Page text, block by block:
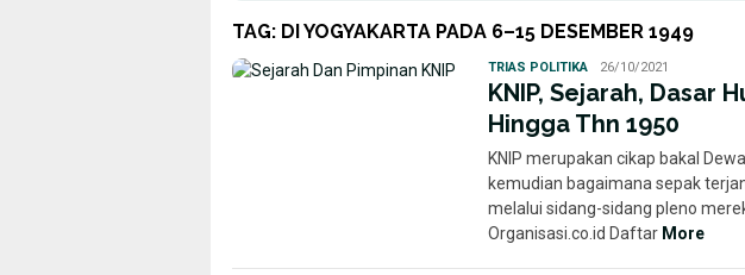
TAG: DI YOGYAKARTA PADA 6–15 DESEMBER 1949
TRIAS POLITIKAStatuto
Disposita
26/10/2021
KNIP, Sejarah, Dasar
Hingga Thn 1950
KNIP merupakan cikap bakal
kemudian bagaimana sepak
melalui sidang-sidang pleno
Organisasi.co.id Daftar More